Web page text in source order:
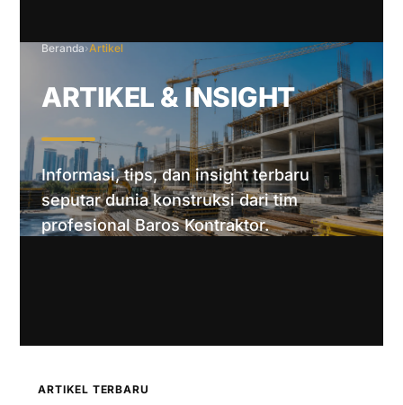
Beranda›Artikel
ARTIKEL & INSIGHT
Informasi, tips, dan insight terbaru
seputar dunia konstruksi dari tim
profesional Baros Kontraktor.
ARTIKEL TERBARU